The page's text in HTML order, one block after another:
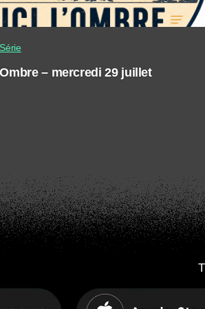
– mercredi 29 juillet